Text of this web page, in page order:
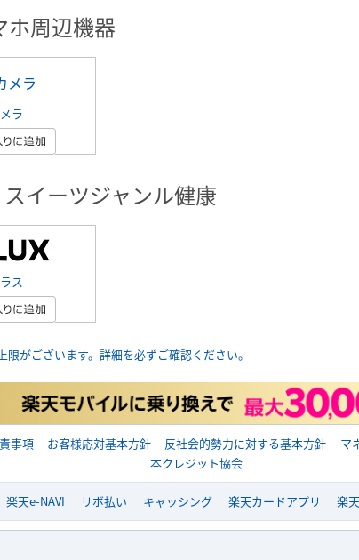
ホ周辺機器
ラ
イーツジャンル健康
ス
限がございます。詳細を必ずご確認ください。
事項 お客様応対基本方針 反社会的勢力に対する基本方針 マ
本クレジット協会
楽天e-NAVI リボ払い キャッシング 楽天カードアプリ 楽